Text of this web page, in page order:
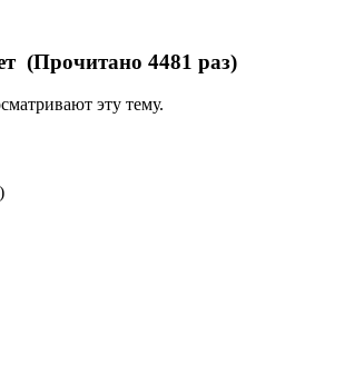
(Прочитано 4481 раз)
эту тему.